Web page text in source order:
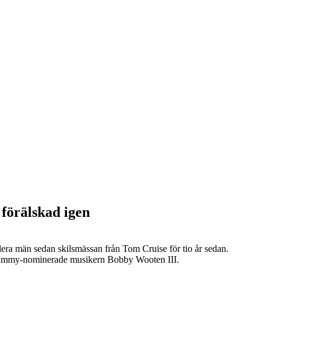
igen
män sedan skilsmässan från Tom Cruise för tio år sedan.
nominerade musikern Bobby Wooten III.